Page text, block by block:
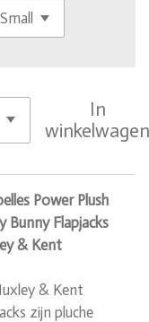
In
Power Plush
Bunny Flapjacks
& Kent
& Kent
zijn pluche